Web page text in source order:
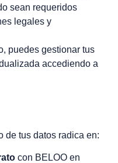
sean requeridos
legales y
puedes gestionar tus
accediendo a
de tus datos radica en:
con BELOO en